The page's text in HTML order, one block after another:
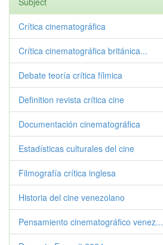
Crítica cinematográfica
Crítica cinematográfica británica...
Debate teoría crítica fílmica
Definition revista crítica cine
Documentación cinematográfica
Estadísticas culturales del cine
Filmografía crítica inglesa
Historia del cine venezolano
Pensamiento cinematográfico venez...